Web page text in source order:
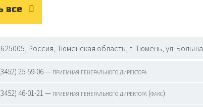
все
625005, Россия, Тюменская область, г. Тюмень, ул.
25-59-06 — приемная генерального директора
46-01-21 — приемная генерального директора (факс)